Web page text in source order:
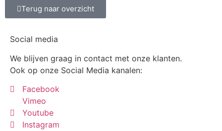
Terug naar overzicht
Social media
We blijven graag in contact met onze klanten.
Ook op onze Social Media kanalen:
Facebook
Vimeo
Youtube
Instagram